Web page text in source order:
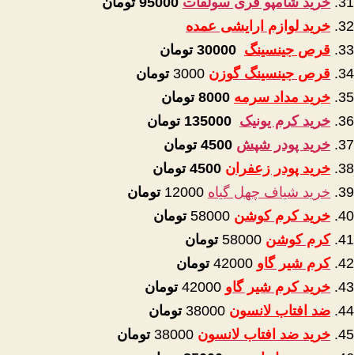
خرید لوازم ارایشی عمده
قرص جینسینگ 30000 تومان
قرص جینسینگ گوزن
تومان
خرید مداد سرمه 8000 تومان
خرید کرم یونیک
تومان
خرید پودر شپش
تومان
خرید پودر زعفران 4500 تومان
خرید شیاف چهل گیاه
تومان
خرید کرم کوشن
تومان
کرم کوشن
تومان
کرم شیر گاو
تومان
خرید کرم شیر گاو
تومان
ضد افتاب لانسون 38000 تومان
خرید ضد افتاب لانسون
تومان